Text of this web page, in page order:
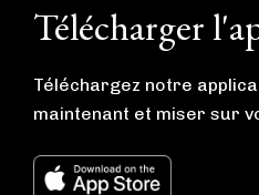
Télécharger
Téléchargez notre
maintenant et miser sur